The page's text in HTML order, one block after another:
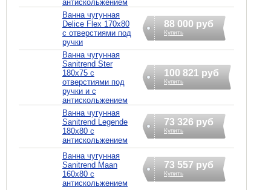
антискольжением
Ванна чугунная
Delice Flex 170x80
с отверстиями под
ручки
88 000 руб
Купить
Ванна чугунная
Sanitrend Ster
180х75 с
отверстиями под
ручки и с
антискольжением
100 821 руб
Купить
Ванна чугунная
Sanitrend Legende
180х80 с
антискольжением
73 326 руб
Купить
Ванна чугунная
Sanitrend Maan
160х80 с
антискольжением
73 557 руб
Купить